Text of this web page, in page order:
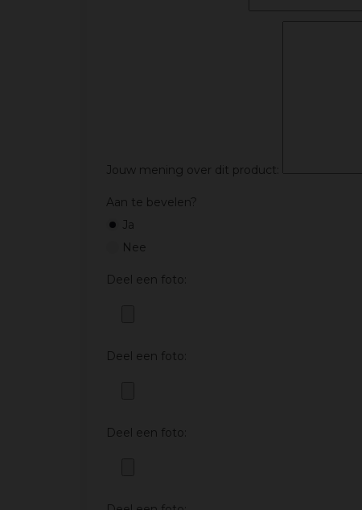
Jouw mening over dit product:
Aan te bevelen?
Ja
Nee
Deel een foto:
Deel een foto:
Deel een foto: